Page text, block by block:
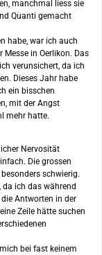
manchmal liess sie
Quanti gemacht
habe, war ich auch
in Oerlikon. Das
verunsichert, da ich
Dieses Jahr habe
ein bisschen
mit der Angst
mehr hatte.
Nervosität
Die grossen
schwierig.
da ich das während
Antworten in der
Zeile hätte suchen
bei fast keinem